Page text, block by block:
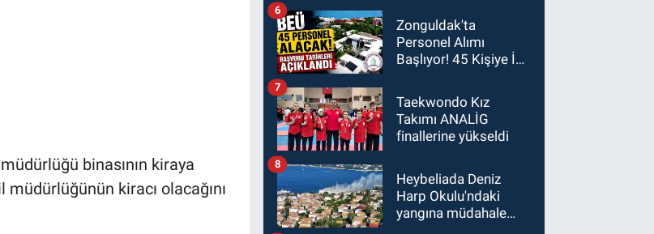
binasının kiraya
kiracı olacağını
Zonguldak'ta
Personel Alımı
Başlıyor! 45 Kişiye İş
6
Taekwondo Kız
Takımı ANALİG
finallerine yükseldi
7
Heybeliada Deniz
Harp Okulu'ndaki
yangına müdahale
8